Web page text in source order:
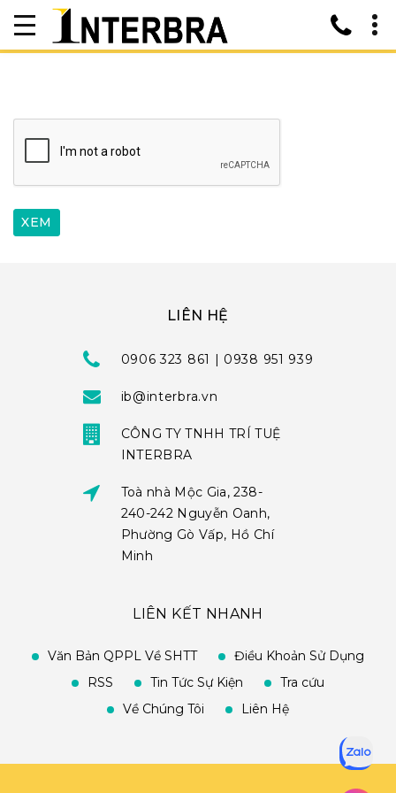
LIÊN HỆ
0906 323 861 | 0938 951 939
ib@interbra.vn
CÔNG TY TNHH TRÍ TUỆ
INTERBRA
Toà nhà Mộc Gia, 238-
240-242 Nguyễn Oanh,
Phường Gò Vấp, Hồ Chí
Minh
LIÊN KẾT NHANH
Văn Bản QPPL Về SHTT
Điều Khoản Sử Dụng
RSS
Tin Tức Sự Kiện
Tra cứu
Về Chúng Tôi
Liên Hệ